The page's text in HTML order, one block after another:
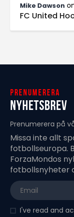
Mike Dawson
FC United
Prenumerera
Nyhetsbrev
Prenumerera på
Missa inte allt
fotbollseuropa.
ForzaMondos
fotbollsnyheter
I've read and